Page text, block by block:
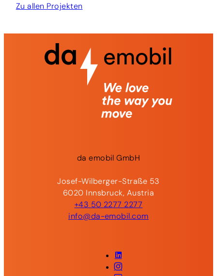
Zu allen Projekten
daemobilGmbH
Josef-Wilberger-Straße 53
6020 Innsbruck, Austria
+43 50 2277 2277
info@da-emobil.com
LinkedIn
Instagram